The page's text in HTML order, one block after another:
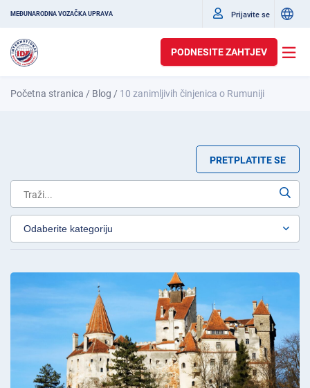
MEĐUNARODNA VOZAČKA UPRAVA Prijavite se
PODNESITE ZAHTJEV
Početna stranica / Blog / 10 zanimljivih činjenica o Rumuniji
PRETPLATITE SE